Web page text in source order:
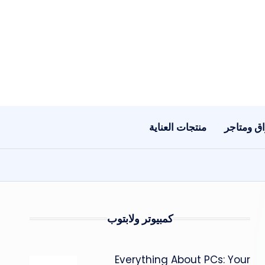
ومتاجر منتجات العناية
كمبيوتر ولابتوب
Everything About PCs: Your